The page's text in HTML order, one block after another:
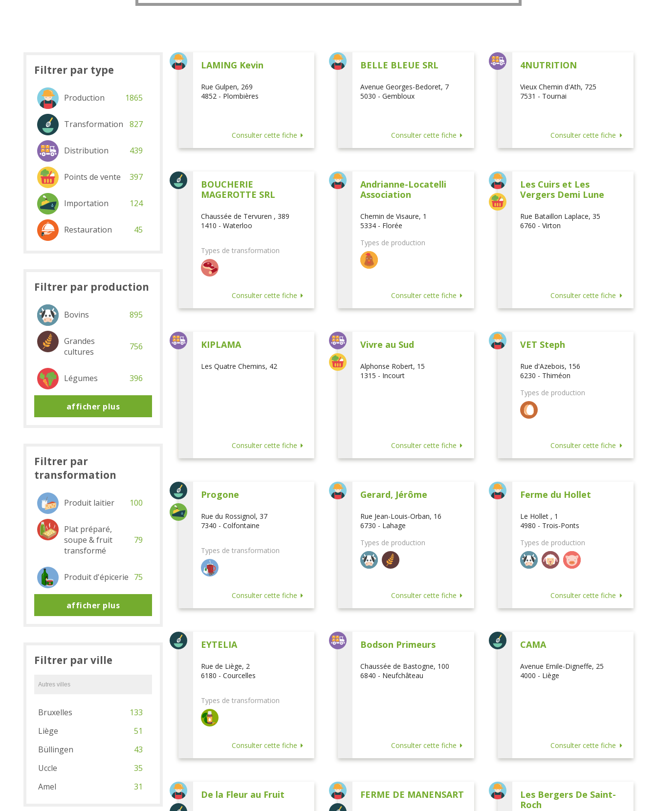
LAMING Kevin
Rue Gulpen, 269
4852 - Plombières
Consulter cette fiche
BELLE BLEUE SRL
Avenue Georges-Bedoret, 7
5030 - Gembloux
Consulter cette fiche
4NUTRITION
Vieux Chemin d'Ath, 725
7531 - Tournai
Consulter cette fiche
BOUCHERIE
MAGEROTTE SRL
Chaussée de Tervuren , 389
1410 - Waterloo
Types de transformation
Consulter cette fiche
Andrianne-Locatelli
Association
Chemin de Visaure, 1
5334 - Florée
Types de production
Consulter cette fiche
Les Cuirs et Les
Vergers Demi Lune
Rue Bataillon Laplace, 35
6760 - Virton
Consulter cette fiche
KIPLAMA
Les Quatre Chemins, 42
Consulter cette fiche
Vivre au Sud
Alphonse Robert, 15
1315 - Incourt
Consulter cette fiche
VET Steph
Rue d'Azebois, 156
6230 - Thiméon
Types de production
Consulter cette fiche
Progone
Rue du Rossignol, 37
7340 - Colfontaine
Types de transformation
Consulter cette fiche
Gerard, Jérôme
Rue Jean-Louis-Orban, 16
6730 - Lahage
Types de production
Consulter cette fiche
Ferme du Hollet
Le Hollet , 1
4980 - Trois-Ponts
Types de production
Consulter cette fiche
EYTELIA
Rue de Liège, 2
6180 - Courcelles
Types de transformation
Consulter cette fiche
Bodson Primeurs
Chaussée de Bastogne, 100
6840 - Neufchâteau
Consulter cette fiche
CAMA
Avenue Emile-Digneffe, 25
4000 - Liège
Consulter cette fiche
De la Fleur au Fruit FERME DE MANENSART
Les Bergers De Saint-
Roch
Filtrer par type
Production 1865
Transformation 827
Distribution 439
Points de vente 397
Importation 124
Restauration 45
Filtrer par production
Bovins 895
Grandes
cultures
756
Légumes 396
afficher plus
Filtrer par
transformation
Produit laitier 100
Plat préparé,
soupe & fruit
transformé
79
Produit d'épicerie 75
afficher plus
Filtrer par ville
Bruxelles
133
Liège
51
Büllingen
43
Uccle
35
Amel
31